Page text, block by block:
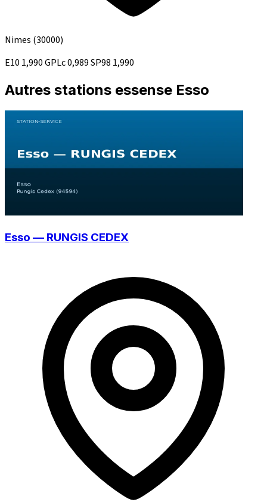
Nimes (30000)
E10 1,990GPLc0,989SP98 1,990
Autres stations essense Esso
Esso — RUNGIS CEDEX